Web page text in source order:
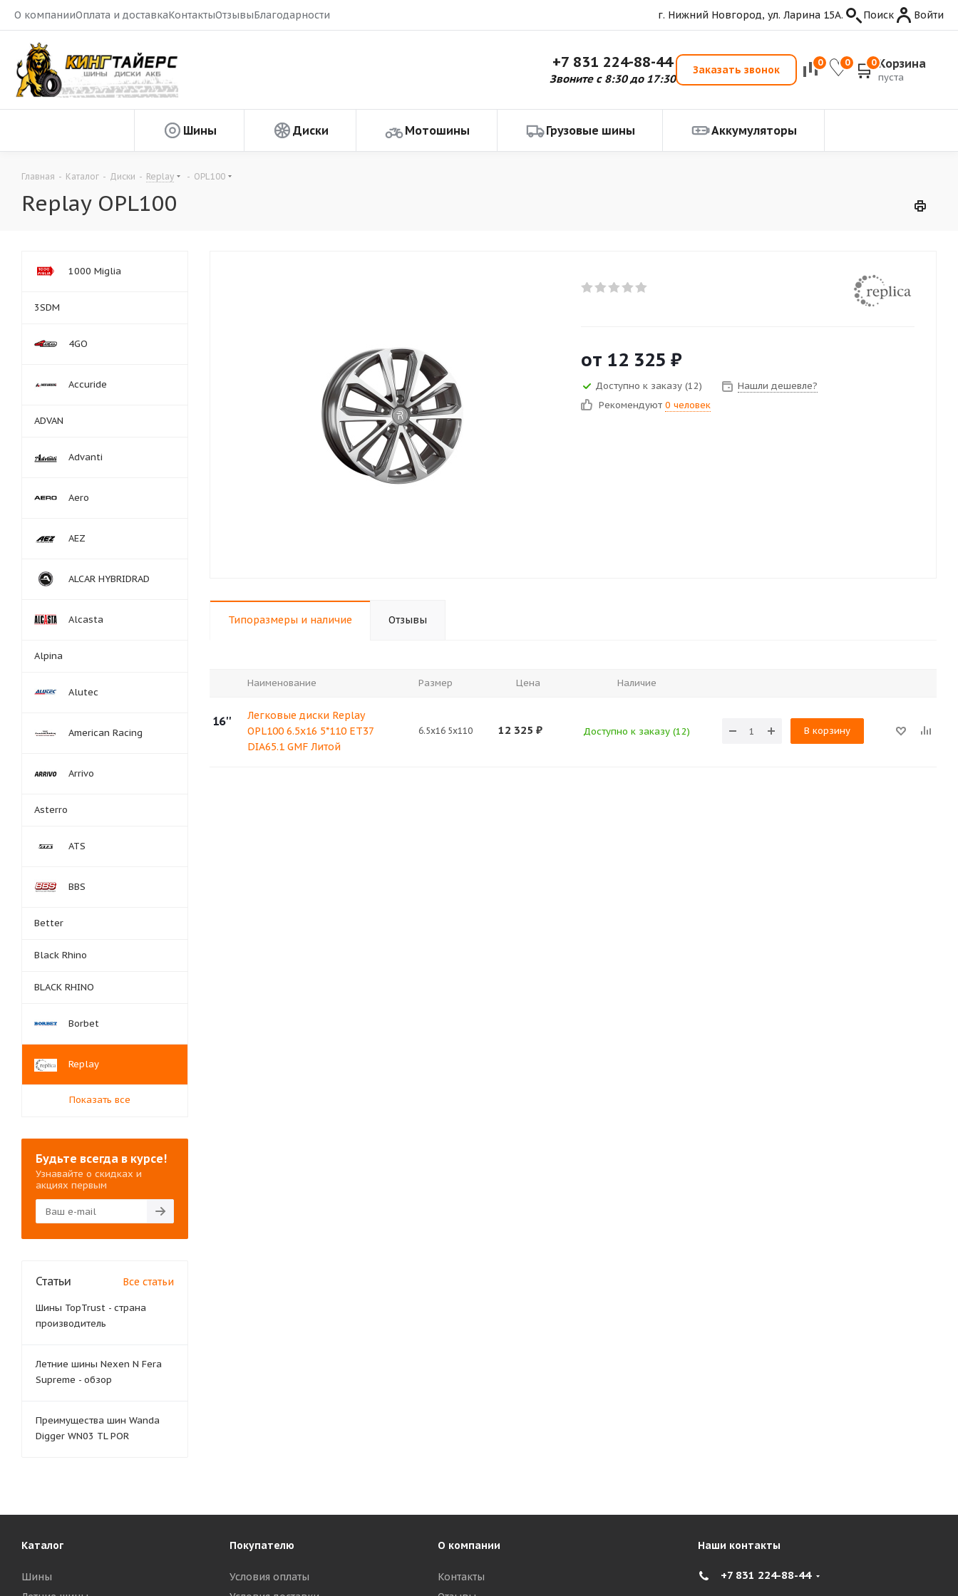
О компанииОплата и доставкаКонтактыОтзывыБлагодарности г. Нижний Новгород, ул. Ларина 15А. Поиск Войти
+7 831 224-88-44
Звоните с 8:30 до 17:30
Заказать звонок
0 0 0 Корзина
пуста
Шины Диски Мотошины Грузовые шины Аккумуляторы
Главная - Каталог - Диски - Replay - OPL100
Replay OPL100
от 12 325 ₽
Доступно к заказу (12)
Нашли дешевле?
Рекомендуют 0 человек
Типоразмеры и наличие Отзывы
Наименование Размер Цена Наличие
16''
Легковые диски Replay
OPL100 6.5x16 5*110 ET37
DIA65.1 GMF Литой
6.5x16 5x110 12 325 ₽ Доступно к заказу (12) В корзину
1000 Miglia
3SDM
4GO
Accuride
ADVAN
Advanti
Aero
AEZ
ALCAR HYBRIDRAD
Alcasta
Alpina
Alutec
American Racing
Arrivo
Asterro
ATS
BBS
Better
Black Rhino
BLACK RHINO
Borbet
Replay
Показать все
Будьте всегда в курсе!
Узнавайте о скидках и
акциях первым
Статьи Все статьи
Шины TopTrust - страна
производитель
Летние шины Nexen N Fera
Supreme - обзор
Преимущества шин Wanda
Digger WN03 TL POR
Каталог
Шины
Покупателю
Условия оплаты
О компании
Контакты
Наши контакты
+7 831 224-88-44